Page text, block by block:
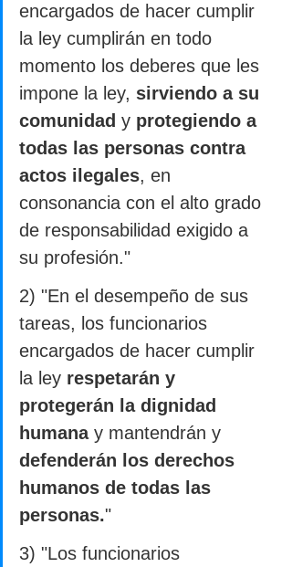
encargados de hacer cumplir
la ley cumplirán en todo
momento los deberes que les
impone la ley, sirviendo a su
comunidad y protegiendo a
todas las personas contra
actos ilegales, en
consonancia con el alto grado
de responsabilidad exigido a
su profesión."
2) "En el desempeño de sus
tareas, los funcionarios
encargados de hacer cumplir
la ley respetarán y
protegerán la dignidad
humana y mantendrán y
defenderán los derechos
humanos de todas las
personas."
3) "Los funcionarios